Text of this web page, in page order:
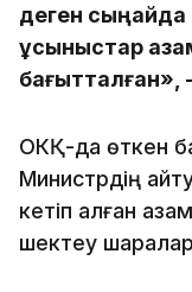
деген сыңайда
ұсыныстар
бағытталған»,
ОКҚ-да өткен
Министрдің
кетіп қалған
шектеу